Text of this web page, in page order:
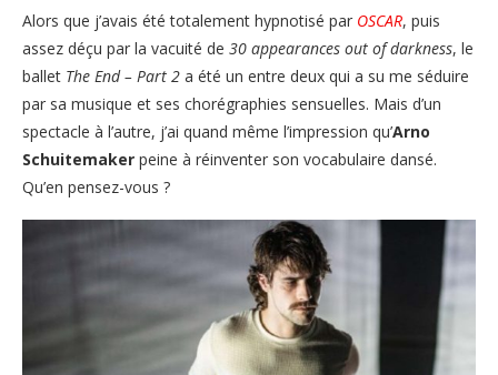
Alors que j’avais été totalement hypnotisé par OSCAR, puis
assez déçu par la vacuité de 30 appearances out of darkness, le
ballet The End – Part 2 a été un entre deux qui a su me séduire
par sa musique et ses chorégraphies sensuelles. Mais d’un
spectacle à l’autre, j’ai quand même l’impression qu’Arno
Schuitemaker peine à réinventer son vocabulaire dansé.
Qu’en pensez-vous ?